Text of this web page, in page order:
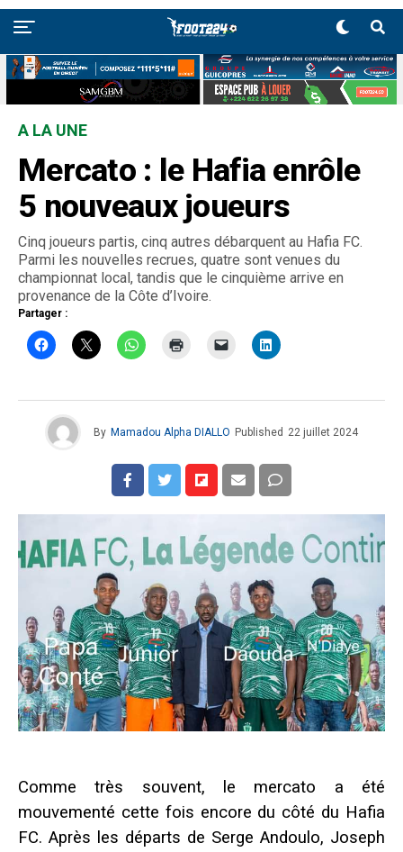
A LA UNE
Mercato : le Hafia enrôle
5 nouveaux joueurs
Cinq joueurs partis, cinq autres débarquent au Hafia FC.
Parmi les nouvelles recrues, quatre sont venues du
championnat local, tandis que le cinquième arrive en
provenance de la Côte d’Ivoire.
Partager :
By Mamadou Alpha DIALLO Published 22 juillet 2024
Comme très souvent, le mercato a été
mouvementé cette fois encore du côté du Hafia
FC. Après les départs de Serge Andoulo, Joseph